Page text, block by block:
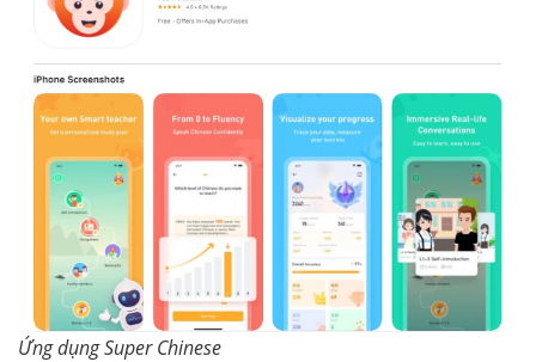
Ứng dụng Super Chinese